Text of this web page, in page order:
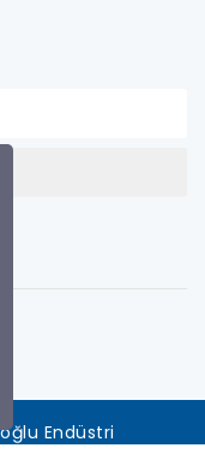
Endüstri